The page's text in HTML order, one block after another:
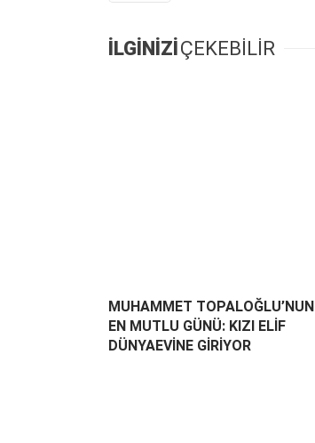
İLGİNİZİÇEKEBİLİR
MUHAMMET TOPALOĞLU’NUN
EN MUTLU GÜNÜ: KIZI ELİF
DÜNYAEVİNE GİRİYOR